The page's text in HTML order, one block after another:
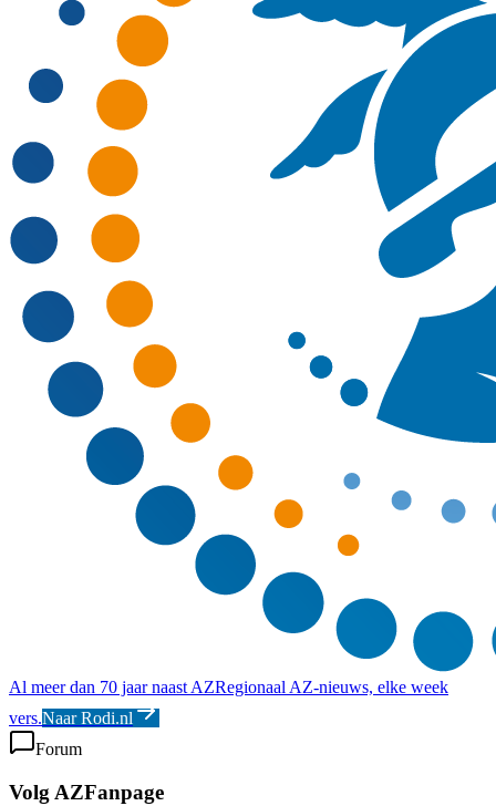
Al meer dan 70 jaar naast AZRegionaal AZ-nieuws, elke week
vers.Naar Rodi.nl
Forum
Volg AZFanpage